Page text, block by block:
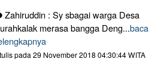
Zahiruddin : Sy sbagai warga Desa
merasa bangga Deng...baca
pada 29 November 2018 04:30:44 WITA